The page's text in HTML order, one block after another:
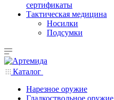
сертификаты
Тактическая медицина
Носилки
Подсумки
Каталог
Нарезное оружие
Гладкоствольное оружие